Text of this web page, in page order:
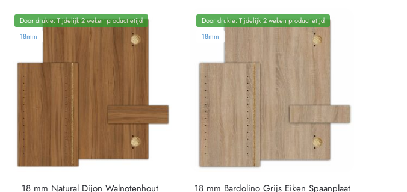
Door drukte: Tijdelijk 2 weken productietijd
18mm
18 mm Natural Dijon Walnotenhout
Door drukte: Tijdelijk 2 weken productietijd
18mm
18 mm Bardolino Grijs Eiken Spaanplaat